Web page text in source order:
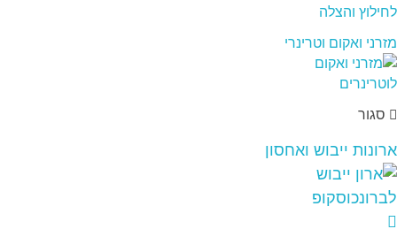
מזרני ואקום וטרינרי
סגור
ארונות ייבוש ואחסון